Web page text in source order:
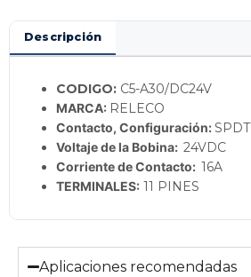
Descripción
CODIGO: C5-A30/DC24V
MARCA: RELECO
Contacto, Configuración:SPDT
Voltaje de la Bobina: 24VDC
Corriente de Contacto: 16A
TERMINALES: 11 PINES
Aplicaciones recomendadas